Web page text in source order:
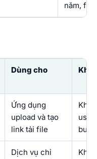
năm, file
Dùng cho
Ứng dụng
upload và tạo
link tải file
Dịch vụ chỉ